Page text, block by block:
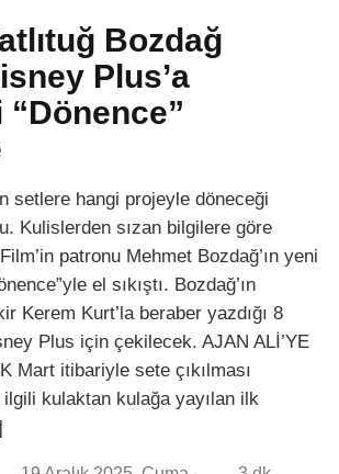
Bozdağ
Plus’a
setlere hangi projeyle döneceği
Kulislerden sızan bilgilere göre
patronu Mehmet Bozdağ’ın yeni
el sıkıştı. Bozdağ’ın
Kerem Kurt’la beraber yazdığı 8
Plus için çekilecek. AJAN ALİ’YE
Mart itibariyle sete çıkılması
kulaktan kulağa yayılan ilk